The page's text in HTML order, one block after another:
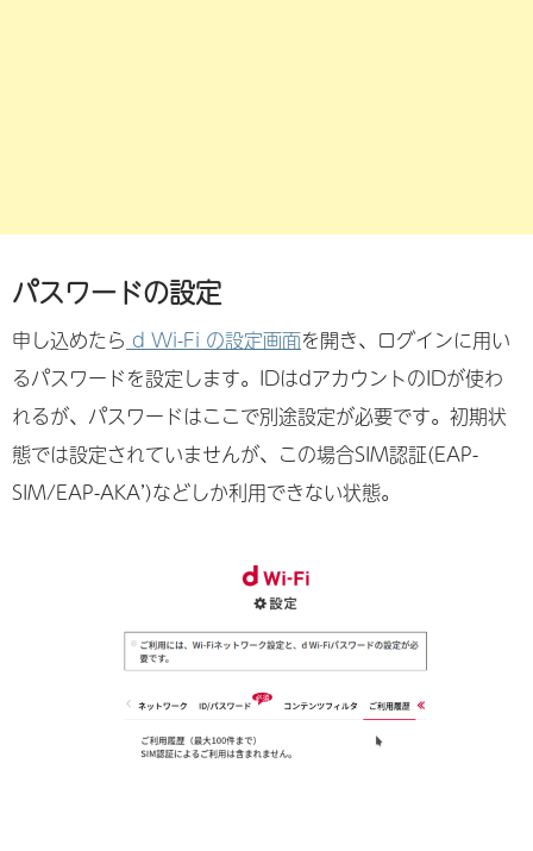
パスワードの設定
申し込めたら d Wi-Fi の設定画面を開き、ログインに用い
るパスワードを設定します。IDはdアカウントのIDが使わ
れるが、パスワードはここで別途設定が必要です。初期状
態では設定されていませんが、この場合SIM認証(EAP-
SIM/EAP-AKA’)などしか利用できない状態。